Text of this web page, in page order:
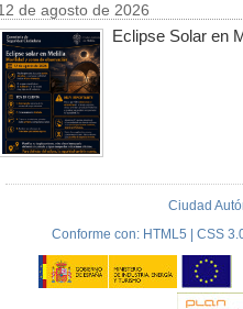
de agosto de 2026
Eclipse Solar en
Ciudad
Conforme con: HTML5 | CSS